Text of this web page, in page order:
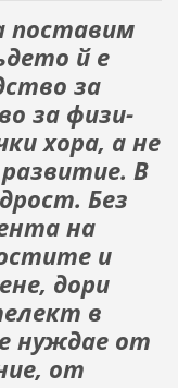
поставим
й е
за
за физи­
хора, а не
В
Без
на
и
дори
в
нуж­дае от
от